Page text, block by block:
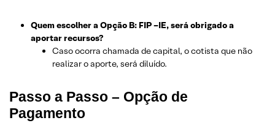
Quem escolher a Opção B: FIP –IE, será obrigado a
aportar recursos?
Caso ocorra chamada de capital, o cotista que não
realizar o aporte, será diluído.
Passo a Passo – Opção de
Pagamento